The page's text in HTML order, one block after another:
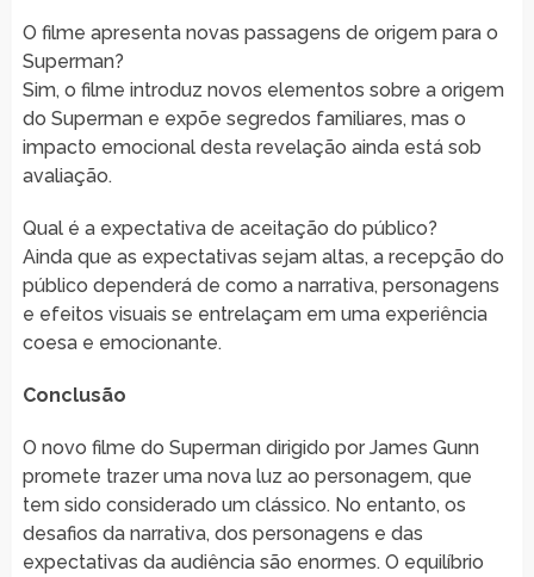
O filme apresenta novas passagens de origem para o
Superman?
Sim, o filme introduz novos elementos sobre a origem
do Superman e expõe segredos familiares, mas o
impacto emocional desta revelação ainda está sob
avaliação.
Qual é a expectativa de aceitação do público?
Ainda que as expectativas sejam altas, a recepção do
público dependerá de como a narrativa, personagens
e efeitos visuais se entrelaçam em uma experiência
coesa e emocionante.
Conclusão
O novo filme do Superman dirigido por James Gunn
promete trazer uma nova luz ao personagem, que
tem sido considerado um clássico. No entanto, os
desafios da narrativa, dos personagens e das
expectativas da audiência são enormes. O equilíbrio